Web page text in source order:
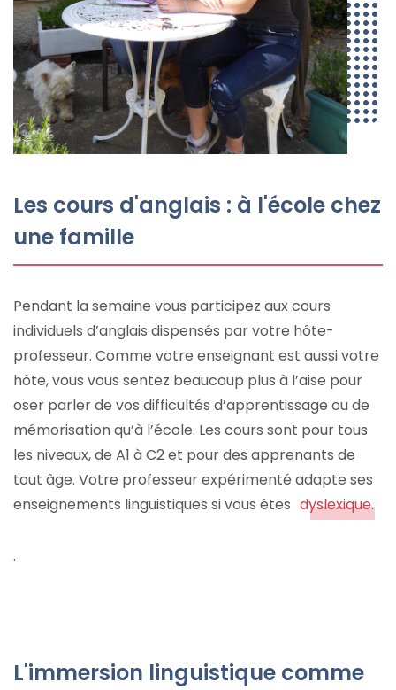
Les cours d'anglais : à l'école chez
une famille
Pendant la semaine vous participez aux cours
individuels d’anglais dispensés par votre hôte-
professeur. Comme votre enseignant est aussi votre
hôte, vous vous sentez beaucoup plus à l’aise pour
oser parler de vos difficultés d’apprentissage ou de
mémorisation qu’à l’école. Les cours sont pour tous
les niveaux, de A1 à C2 et pour des apprenants de
tout âge. Votre professeur expérimenté adapte ses
enseignements linguistiques si vous êtes dyslexique.
.
L'immersion linguistique comme